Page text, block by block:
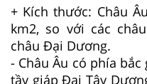
+ Kích thước: Châu
km2, so với các
châu Đại Dương.
- Châu Âu có phía
tầy giáp Đại Tây